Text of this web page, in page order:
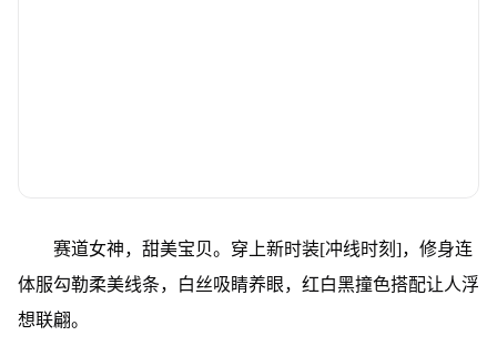
赛道女神，甜美宝贝。穿上新时装[冲线时刻]，修身连
体服勾勒柔美线条，白丝吸睛养眼，红白黑撞色搭配让人浮
想联翩。